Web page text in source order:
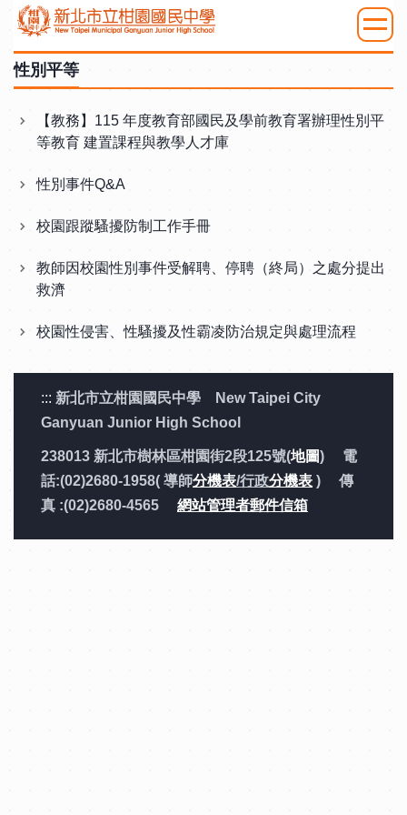
跳
主
要
內
性別平等
【教務】115 年度教育部國民及學前教育署辦理性別平
等教育 建置課程與教學人才庫
性別事件Q&A
校園跟蹤騷擾防制工作手冊
教師因校園性別事件受解聘、停聘（終局）之處分提出
救濟
校園性侵害、性騷擾及性霸凌防治規定與處理流程
::: 新北市立柑園國民中學 New Taipei City
Ganyuan Junior High School
238013 新北市樹林區柑園街2段125號(地圖) 電
話:(02)2680-1958( 導師分機表/行政分機表 ) 傳
真 :(02)2680-4565 網站管理者郵件信箱